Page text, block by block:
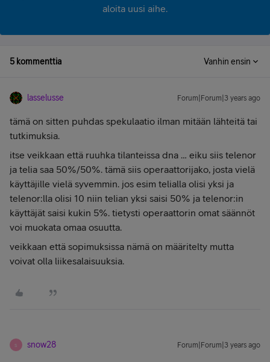
aloita uusi aihe.
5 kommenttia Vanhin ensin
lasselusse Forum|Forum|3 years ago
tämä on sitten puhdas spekulaatio ilman mitään lähteitä tai
tutkimuksia.
itse veikkaan että ruuhka tilanteissa dna … eiku siis telenor
ja telia saa 50%/50%. tämä siis operaattorijako, josta vielä
käyttäjille vielä syvemmin. jos esim telialla olisi yksi ja
telenor:lla olisi 10 niin telian yksi saisi 50% ja telenor:in
käyttäjät saisi kukin 5%. tietysti operaattorin omat säännöt
voi muokata omaa osuutta.
veikkaan että sopimuksissa nämä on määritelty mutta
voivat olla liikesalaisuuksia.
S snow28 Forum|Forum|3 years ago